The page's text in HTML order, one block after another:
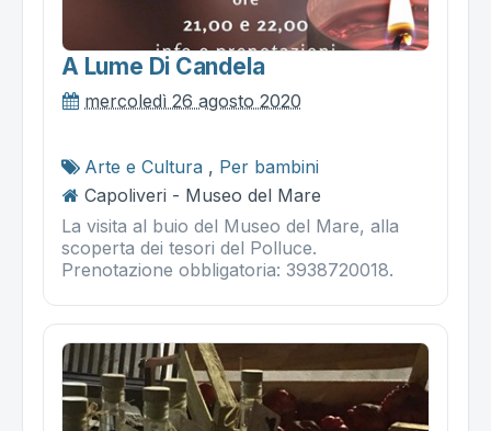
A Lume Di Candela
mercoledì 26 agosto 2020
Arte e Cultura , Per bambini
Capoliveri - Museo del Mare
La visita al buio del Museo del Mare, alla
scoperta dei tesori del Polluce.
Prenotazione obbligatoria: 3938720018.